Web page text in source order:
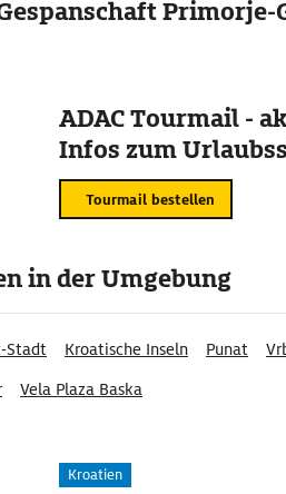
Primorje-
ADAC Tourmail -
Infos zum
Tourmail bestellen
in der Umgebung
Stadt Kroatische Inseln Punat
Vela Plaza Baska
Kroatien